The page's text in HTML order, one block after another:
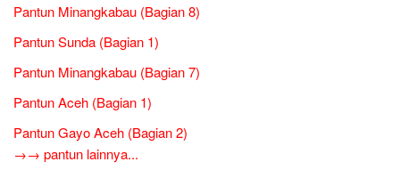
Pantun Minangkabau (Bagian 8)
Pantun Sunda (Bagian 1)
Pantun Minangkabau (Bagian 7)
Pantun Aceh (Bagian 1)
Pantun Gayo Aceh (Bagian 2)
→→ pantun lainnya...